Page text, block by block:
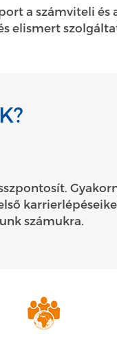
a számviteli
elismert
számukra.